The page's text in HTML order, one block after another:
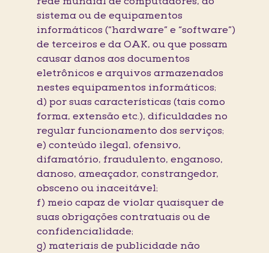
sistema ou de equipamentos
informáticos (“hardware” e “software”)
de terceiros e da OAK, ou que possam
causar danos aos documentos
eletrônicos e arquivos armazenados
nestes equipamentos informáticos;
d) por suas características (tais como
forma, extensão etc.), dificuldades no
regular funcionamento dos serviços;
e) conteúdo ilegal, ofensivo,
difamatório, fraudulento, enganoso,
danoso, ameaçador, constrangedor,
obsceno ou inaceitável;
f) meio capaz de violar quaisquer de
suas obrigações contratuais ou de
confidencialidade;
g) materiais de publicidade não